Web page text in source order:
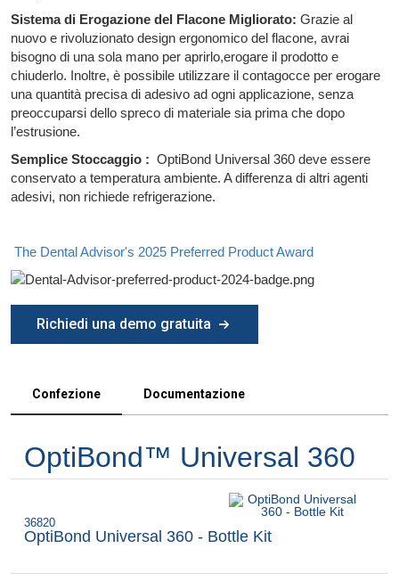
Sistema di Erogazione del Flacone Migliorato: Grazie al
nuovo e rivoluzionato design ergonomico del flacone, avrai
bisogno di una sola mano per aprirlo,erogare il prodotto e
chiuderlo. Inoltre, è possibile utilizzare il contagocce per erogare
una quantità precisa di adesivo ad ogni applicazione, senza
preoccuparsi dello spreco di materiale sia prima che dopo
l’estrusione.
Semplice Stoccaggio​ : OptiBond Universal 360 deve essere
conservato a temperatura ambiente. A differenza di altri agenti
adesivi, non richiede refrigerazione.
The Dental Advisor's 2025 Preferred Product Award
Richiedi una demo gratuita
Confezione Documentazione
OptiBond™ Universal 360
36820
OptiBond Universal 360 - Bottle Kit